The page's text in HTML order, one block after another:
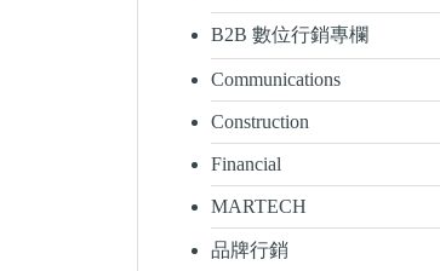
B2B 數位行銷專欄
Communications
Construction
Financial
MARTECH
品牌行銷